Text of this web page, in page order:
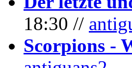
18:30 //
Scorpions -